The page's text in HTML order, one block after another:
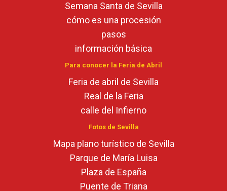
Semana Santa de Sevilla
cómo es una procesión
pasos
información básica
Para conocer la Feria de Abril
Feria de abril de Sevilla
Real de la Feria
calle del Infierno
Fotos de Sevilla
Mapa plano turístico de Sevilla
Parque de María Luisa
Plaza de España
Puente de Triana